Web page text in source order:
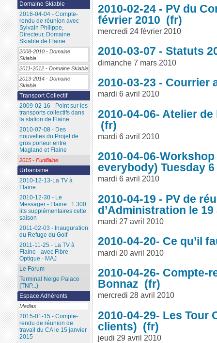
2010-02-24 - PV du
février 2010
mercredi 24 février 2010
2010-03-07 - Statuts
dimanche 7 mars 2010
2010-03-23 - Courrier
mardi 6 avril 2010
2010-04-06- Atelier
mardi 6 avril 2010
2010-04-06-
everybody) Tuesday
mardi 6 avril 2010
2010-04-19 - PV de
d’Administration le
mardi 27 avril 2010
2010-04-20- Ce qu’il
mardi 20 avril 2010
2010-04-26- Compte-
Bonnaz
mercredi 28 avril 2010
2010-04-29- Les Tour
clients)
jeudi 29 avril 2010
Domaine Skiable
2016-04-04 - Compte-
rendu de réunion avec
Sylvain Philippe,
Directeur, Domaine
Skiable de Flaine
2008-2010 - Domaine
Skiable
2011-2012 - Domaine Skiable
2013-2014 - Domaine
Skiable
Transport Collectif
2009-02-16 - Point sur les
transports collectifs dans
la station de Flaine.
2010-07-08 - Des
nouvelles du Projet de
gros porteur entre
Magland et Flaine
2015 - Funiflaine.
Urbanisme
2010-12-13-La TV à
Flaine
2010-12-30 - Le
Messager - Flaine : 1 300
lits supplémentaires cette
saison
2011-02-03 - Inauguration
du Refuge du Golf
2011-11-25 - La TV à
Flaine - avec Fibre
Optique - MAJ
Le Forum
Terminal Neige Palace
(TNP...)
Espace Adhérents
Medias
2015-01-15 - Compte-
rendu de réunion de
travail du CA le 15 janvier
2015